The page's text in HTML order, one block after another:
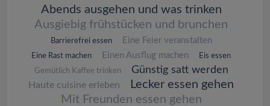
Abends ausgehen und was trinken
Ausgiebig frühstücken und brunchen
Barrierefrei essen Eine Feier veranstalten
Eine Rast machen Einen Ausflug machen
Eis essen
Gemütlich Kaffee trinken
Günstig satt werden
Haute cuisine erleben
Lecker essen gehen
Mit Freunden essen gehen